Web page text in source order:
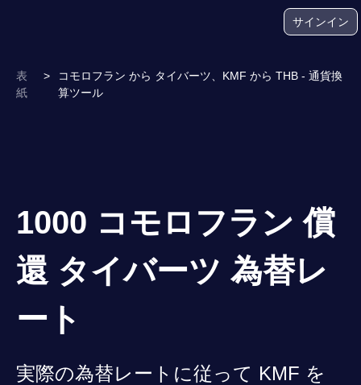
サインイン
表
紙
>
コモロフラン から タイバーツ、KMF から THB - 通貨換
算ツール
1000 コモロフラン 償
還 タイバーツ 為替レ
ート
実際の為替レートに従って KMF を